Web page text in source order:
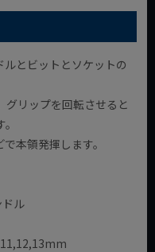
とビットとソケットの
グリップを回転させると
本領発揮します。
ル